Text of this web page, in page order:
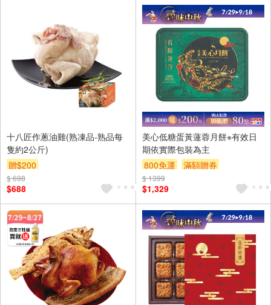
十八匠作蔥油雞(熟凍品-熟品每
隻約2公斤)
贈$200
$ 698
$688
美心低糖蛋黃蓮蓉月餅※有效日
期依實際包裝為主
800免運
滿額贈券
$ 1399
$1,329